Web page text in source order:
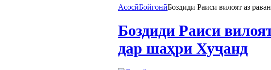
АсосӣБойгонӣБоздиди Раиси вилоят аз
Боздиди Раиси
дар шаҳри Хуҷанд